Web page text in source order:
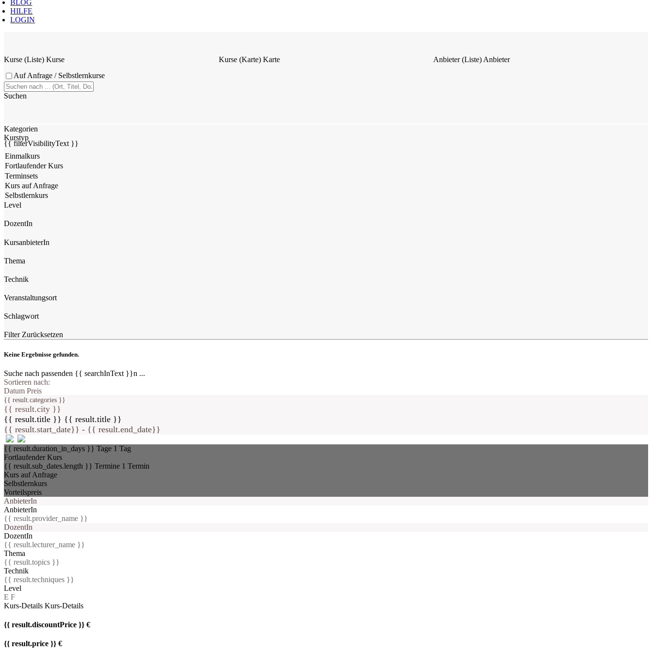
BLOG
HILFE
LOGIN
Kurse (Liste) Kurse Kurse (Karte) Karte Anbieter (Liste) Anbieter
Auf Anfrage / Selbstlernkurse
Suchen
{{ filterVisibilityText }}
Kategorien
Kurstyp
Level
DozentIn
KursanbieterIn
Thema
Technik
Veranstaltungsort
Schlagwort
Filter Zurücksetzen
Keine Ergebnisse gefunden.
Suche nach passenden {{ searchInText }}n ...
Sortieren nach:
Datum Preis
{{ result.categories }}
{{ result.city }}
{{ result.title }} {{ result.title }}
{{ result.start_date}} - {{ result.end_date}}
{{ result.duration_in_days }} Tage 1 Tag
Fortlaufender Kurs
{{ result.sub_dates.length }} Termine 1 Termin
Kurs auf Anfrage
Selbstlernkurs
Vorteilspreis
AnbieterIn
AnbieterIn
{{ result.provider_name }}
DozentIn
DozentIn
{{ result.lecturer_name }}
Thema
{{ result.topics }}
Technik
{{ result.techniques }}
Level
E F
Kurs-Details Kurs-Details
{{ result.discountPrice }} €
{{ result.price }} €